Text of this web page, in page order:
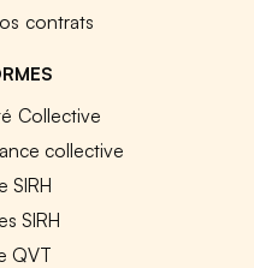
contrats
Collective
collective
SIRH
SIRH
QVT